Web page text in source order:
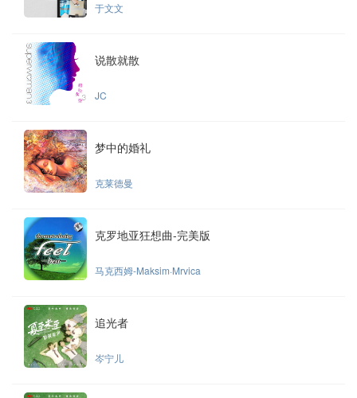
于文文
说散就散
JC
梦中的婚礼
克莱德曼
克罗地亚狂想曲-完美版
马克西姆-Maksim·Mrvica
追光者
岑宁儿